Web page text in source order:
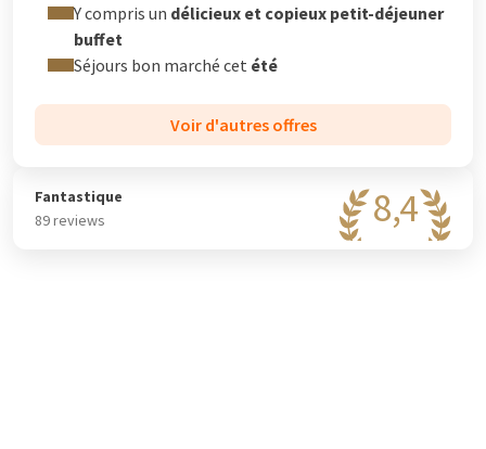
Y compris un délicieux et copieux petit-déjeuner
buffet
Séjours bon marché cet été
Voir d'autres offres
8,4
Fantastique
89 reviews